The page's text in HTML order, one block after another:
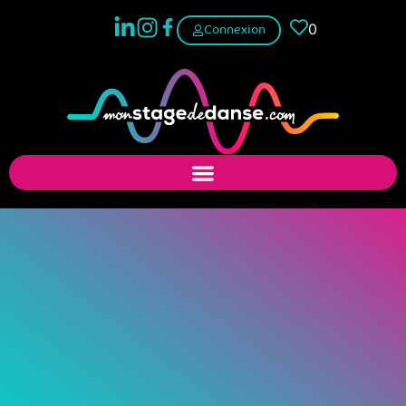
Connexion 0